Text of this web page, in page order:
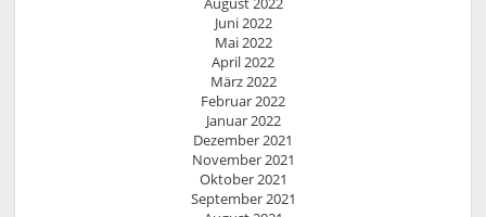
Juni 2022
Mai 2022
April 2022
März 2022
Februar 2022
Januar 2022
Dezember 2021
November 2021
Oktober 2021
September 2021